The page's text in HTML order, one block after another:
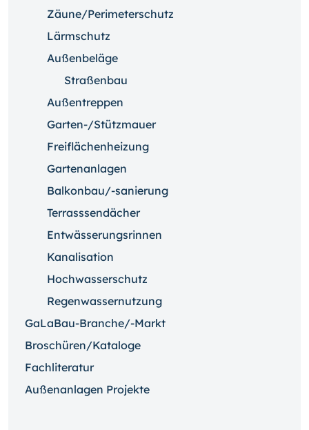
Zäune/Perimeterschutz
Lärmschutz
Außenbeläge
Straßenbau
Außentreppen
Garten-/Stützmauer
Freiflächenheizung
Gartenanlagen
Balkonbau/-sanierung
Terrasssendächer
Entwässerungsrinnen
Kanalisation
Hochwasserschutz
Regenwassernutzung
GaLaBau-Branche/-Markt
Broschüren/Kataloge
Fachliteratur
Außenanlagen Projekte